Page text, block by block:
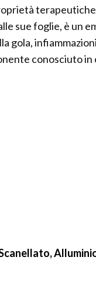
sue foglie, è un
gola,
conosciuto